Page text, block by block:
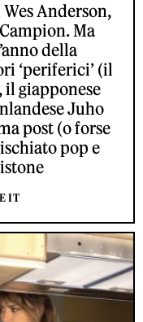
Anderson,
Ma
della
‘periferici’ (il
il giapponese
Juho
post (o forse
pop e
IT